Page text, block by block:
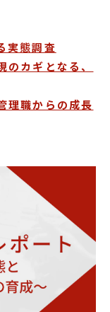
実態調査
カギとなる、
理職からの成長